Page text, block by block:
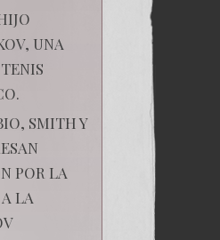
UNA
SMITH Y
POR LA
LA